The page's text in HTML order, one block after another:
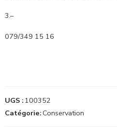
3.–
079/349 15 16
UGS : 100352
Catégorie:Conservation